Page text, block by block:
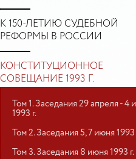
К 150-ЛЕТИЮ СУДЕБНОЙ
РЕФОРМЫ В РОССИИ
КОНСТИТУЦИОННОЕ
СОВЕЩАНИЕ 1993 Г.
Том 1. Заседания 29 апреля - 4
1993 г.
Том 2. Заседания 5, 7 июня 1993
Том 3. Заседания 8 июня 1993 г.